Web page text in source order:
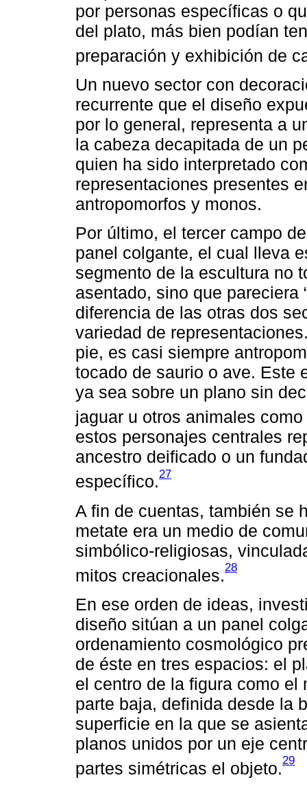
por personas específicas o
del plato, más bien podían
preparación y exhibición de
Un nuevo sector con
recurrente que el diseño
por lo general, representa a
la cabeza decapitada de un
quien ha sido interpretado
representaciones presentes
antropomorfos y monos.
Por último, el tercer campo
panel colgante, el cual lleva
segmento de la escultura no
asentado, sino que pareciera
diferencia de las otras dos
variedad de
pie, es casi siempre
tocado de saurio o ave. Este
ya sea sobre un plano sin
jaguar u otros animales
estos personajes centrales
ancestro deificado o un
específico.27
A fin de cuentas, también se
metate era un medio de
simbólico-religiosas,
mitos creacionales.28
En ese orden de ideas,
diseño sitúan a un panel
ordenamiento cosmológico
de éste en tres espacios: el
el centro de la figura como
parte baja, definida desde la
superficie en la que se
planos unidos por un eje
partes simétricas el objeto.29